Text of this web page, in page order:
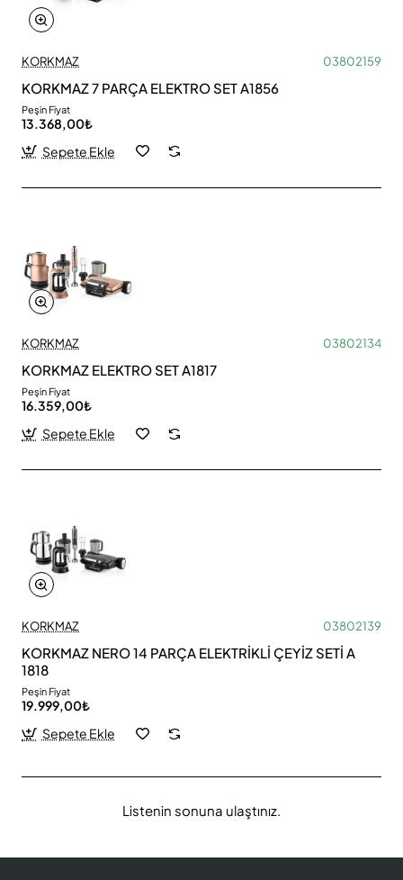
KORKMAZ 03802159
KORKMAZ 7 PARÇA ELEKTRO SET A1856
Peşin Fiyat
13.368,00₺
Sepete Ekle
KORKMAZ 03802134
KORKMAZ ELEKTRO SET A1817
Peşin Fiyat
16.359,00₺
Sepete Ekle
KORKMAZ 03802139
KORKMAZ NERO 14 PARÇA ELEKTRİKLİ ÇEYİZ SETİ A
1818
Peşin Fiyat
19.999,00₺
Sepete Ekle
Listenin sonuna ulaştınız.